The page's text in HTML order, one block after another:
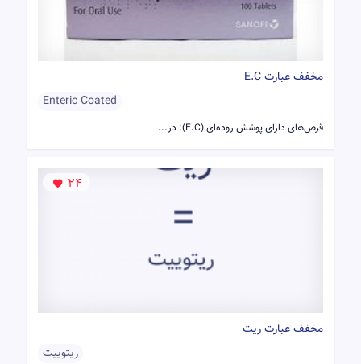
مخفف عبارت E.C
Enteric Coated
قرص‌های دارای پوشش روده‌ای (E.C): در...
24
مخفف عبارت ریت
ریتوییت